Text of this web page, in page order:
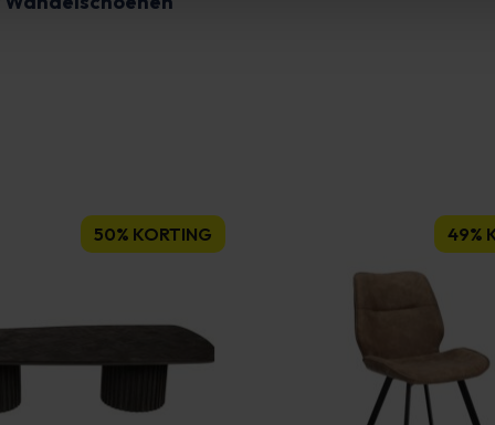
50% KORTING 49%